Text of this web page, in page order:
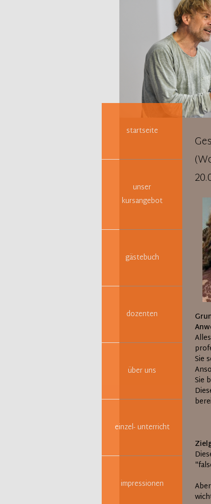
startseite
unser
kursangebot
gästebuch
dozenten
über uns
einzel- unterricht
impressionen
Sie
Sie